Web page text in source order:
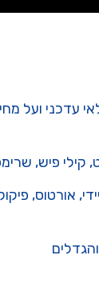
עדכני ועל
קילי פיש,
אורטוס,